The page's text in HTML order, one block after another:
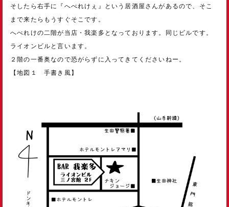
そしたら右手に『へべれけぇ』という居酒屋さんがあるので、そこ
まで来たらもうすぐそこです。
へべれけの二階が当店・我楽多となっております。同じビルです。
ライオンビルと言います。
２階の一番奥なので恐がらずに入ってきてくださいねー。
【地図１ 手書き風】